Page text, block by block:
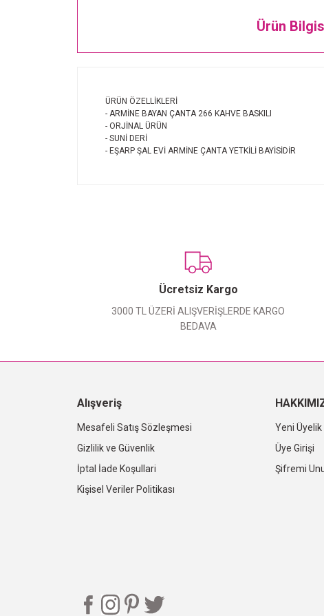
Ürün
ÜRÜN ÖZELLİKLERİ
- ARMİNE BAYAN ÇANTA 266 KAHVE BASKILI
- ORJİNAL ÜRÜN
- SUNİ DERİ
- EŞARP ŞAL EVİ ARMİNE ÇANTA YETKİLİ BAYİSİDİR
Ücretsiz Kargo
3000 TL ÜZERİ ALIŞVERİŞLERDE KARGO
BEDAVA
Alışveriş
Mesafeli Satış Sözleşmesi
Gizlilik ve Güvenlik
İptal İade Koşullari
Kişisel Veriler Politikası
Yeni Üyelik
Üye Girişi
Şifremi